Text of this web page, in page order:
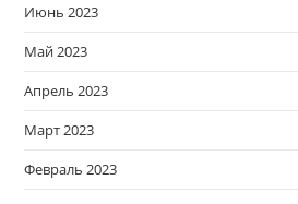
Июнь 2023
Май 2023
Апрель 2023
Март 2023
Февраль 2023